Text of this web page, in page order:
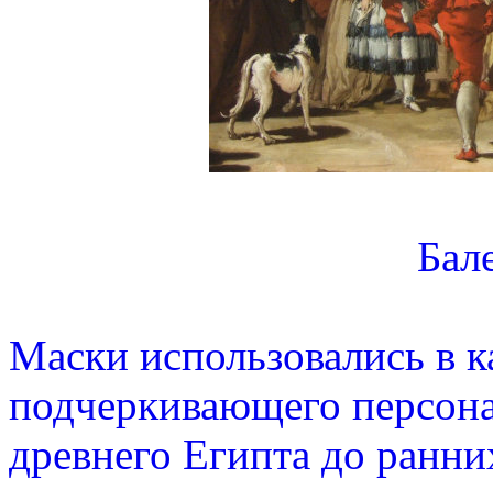
Маски использовались в
подчеркивающего
древнего Египта до